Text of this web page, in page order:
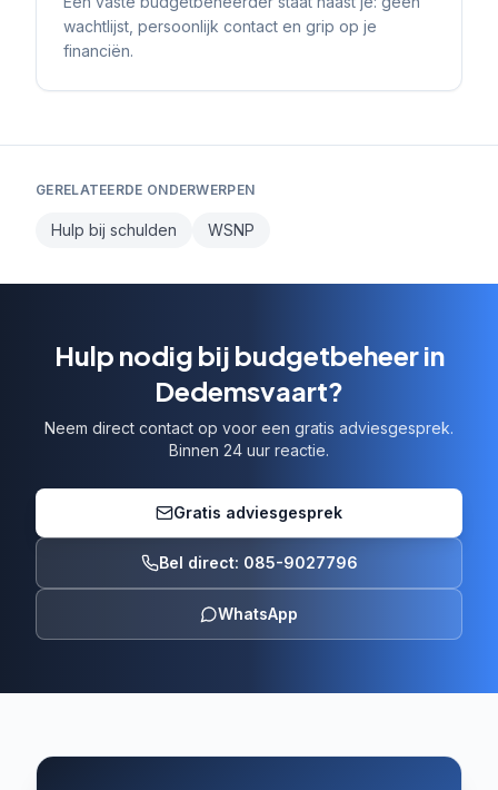
wachtlijst, persoonlijk contact en grip op je
financiën.
GERELATEERDE ONDERWERPEN
Hulp bij schulden WSNP
Hulp nodig bij budgetbeheer in
Dedemsvaart?
Neem direct contact op voor een gratis adviesgesprek.
Binnen 24 uur reactie.
Gratis adviesgesprek
Bel direct: 085-9027796
WhatsApp